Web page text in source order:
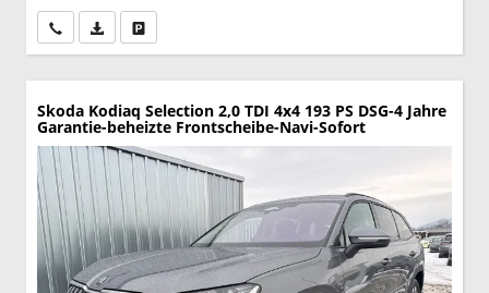
Wir rufen Sie anPDF-Datei, Fahrzeugexposé drucken
Skoda Kodiaq Selection 2,0 TDI 4x4 193 PS DSG-4 Jahre
Garantie-beheizte Frontscheibe-Navi-Sofort